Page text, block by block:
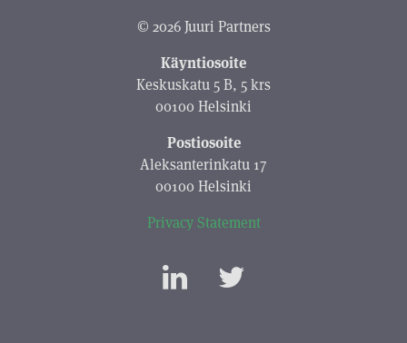
© 2026 Juuri Partners
Käyntiosoite
Keskuskatu 5 B, 5 krs
00100 Helsinki
Postiosoite
Aleksanterinkatu 17
00100 Helsinki
Privacy Statement